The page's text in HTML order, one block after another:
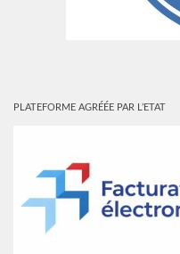
PLATEFORME AGRÉÉE PAR L’ETAT